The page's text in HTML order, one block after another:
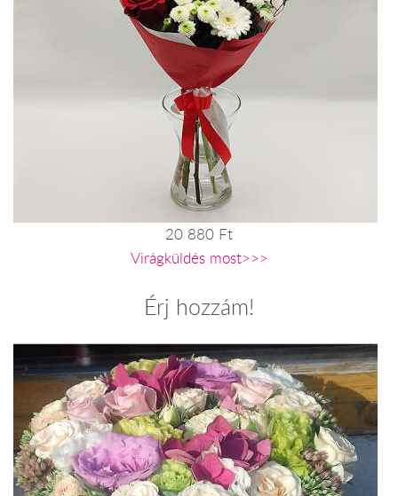
20 880 Ft
Virágküldés most>>>
Érj hozzám!